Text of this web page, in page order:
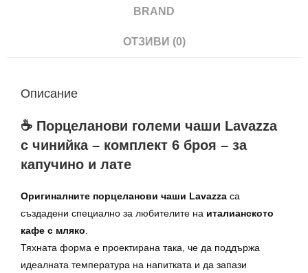
BRAND
ОТЗИВИ (0)
Описание
☕ Порцеланови големи чаши Lavazza
с чинийка – комплект 6 броя – за
капучино и лате
Оригиналните порцеланови чаши Lavazza са
създадени специално за любителите на италианското
кафе с мляко
Тяхната форма е проектирана така, че да поддържа
идеалната температура на напитката и да запази